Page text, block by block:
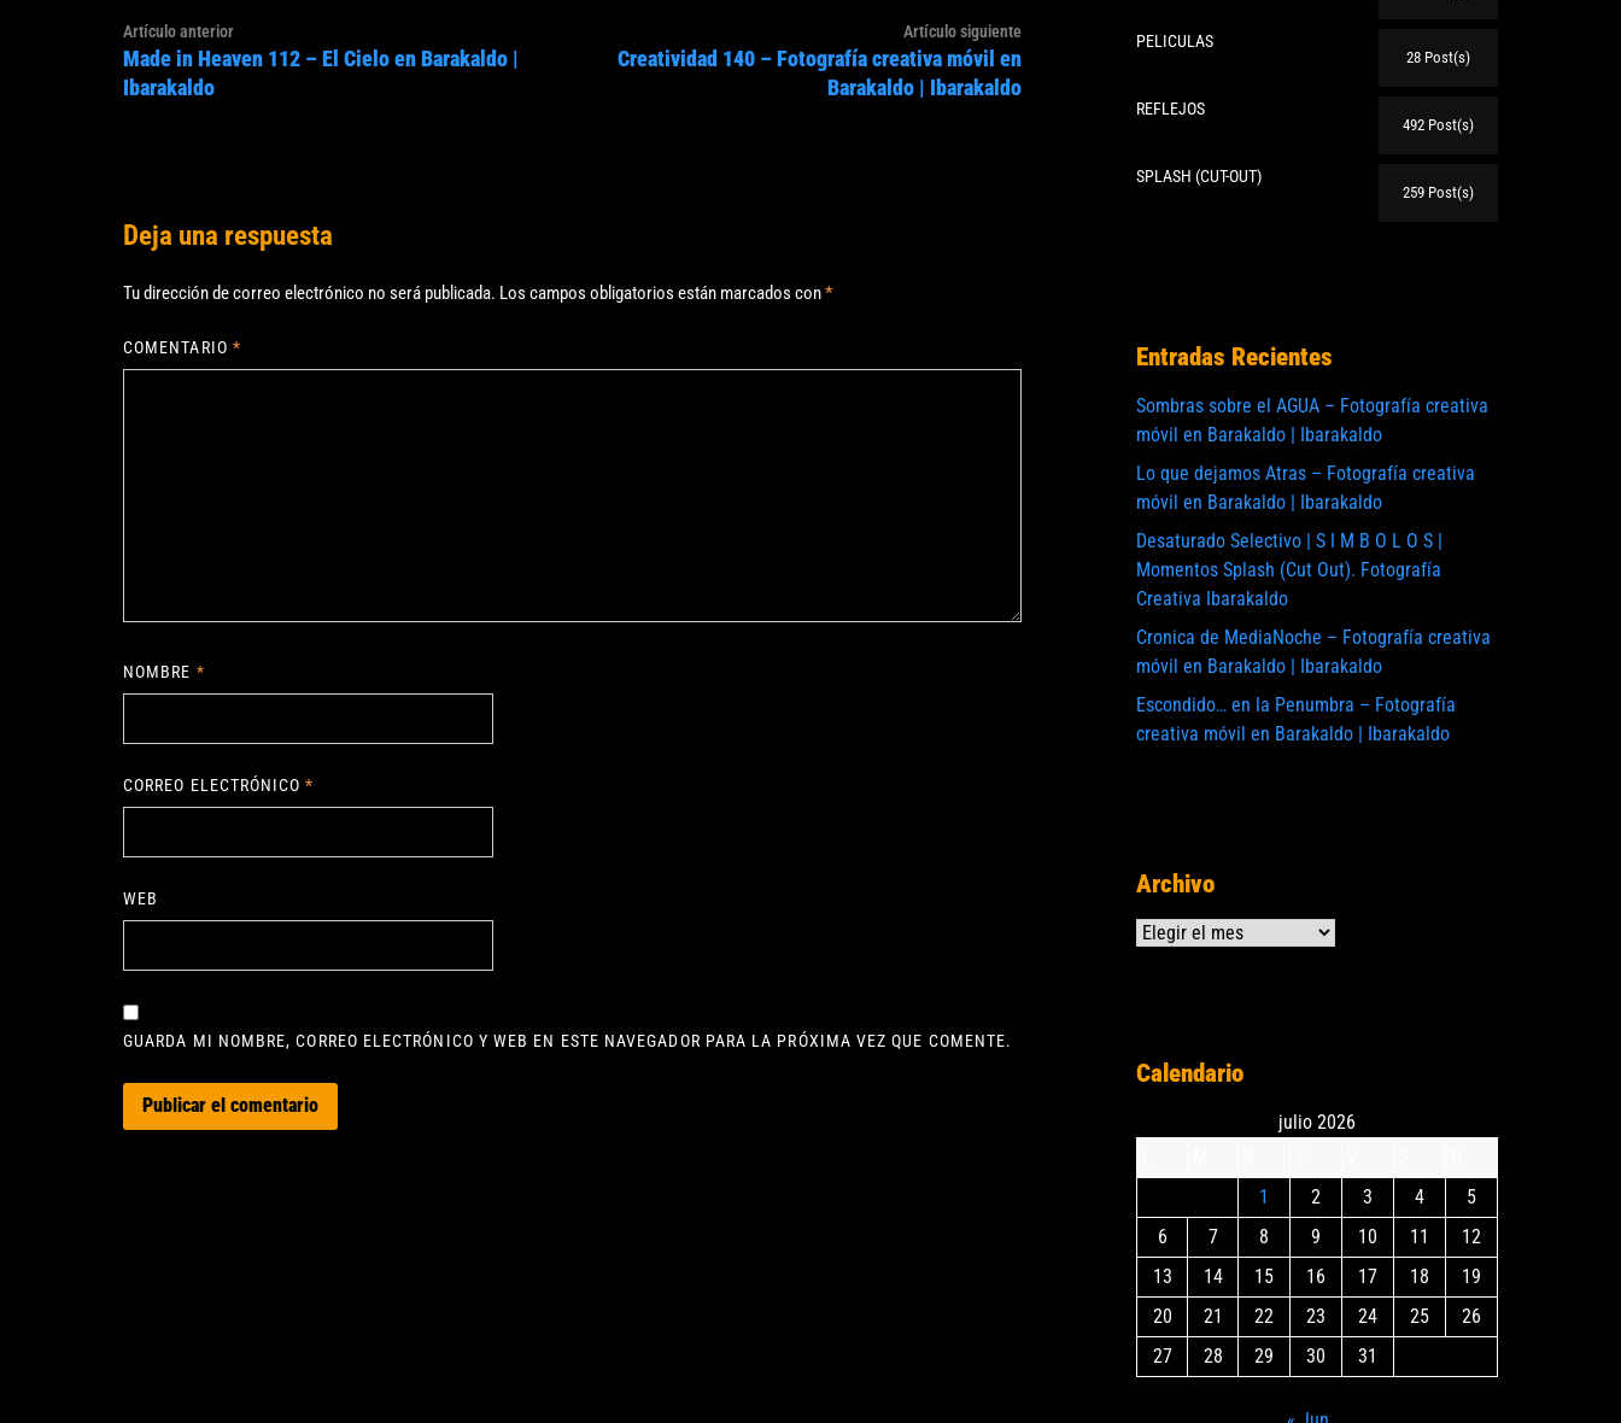
Navegación
de
entradas
Artículo anteriorArtículo
anterior:
Made in Heaven 112 – El Cielo en Barakaldo |
Ibarakaldo
Artículo siguienteArtículo
siguiente:
Creatividad 140 – Fotografía creativa móvil en
Barakaldo | Ibarakaldo
Deja una respuesta
Tu dirección de correo electrónico no será publicada. Los campos obligatorios están marcados con*
COMENTARIO *
NOMBRE *
CORREO ELECTRÓNICO*
WEB
GUARDA MI NOMBRE, CORREO ELECTRÓNICO Y WEB EN ESTE NAVEGADOR PARA LA PRÓXIMA VEZ QUE COMENTE.
PELICULAS
28 Post(s)
REFLEJOS
492 Post(s)
SPLASH (CUT-OUT)
259 Post(s)
Entradas Recientes
Sombras sobre el AGUA – Fotografía creativa
móvil en Barakaldo | Ibarakaldo
Lo que dejamos Atras – Fotografía creativa
móvil en Barakaldo | Ibarakaldo
Desaturado Selectivo | S I M B O L O S |
Momentos Splash (Cut Out). Fotografía
Creativa Ibarakaldo
Cronica de MediaNoche – Fotografía creativa
móvil en Barakaldo | Ibarakaldo
Escondido… en la Penumbra – Fotografía
creativa móvil en Barakaldo | Ibarakaldo
Archivo
Archivos
Calendario
julio 2026
1
2 3 4
5
6
7 8 9 10 11
12
13
14 15 16 17 18
19
20
21 22 23 24 25
26
27
28 29 30 31